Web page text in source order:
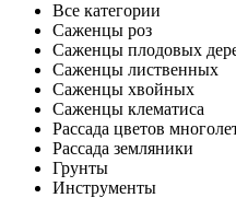
Все категории
Саженцы роз
Саженцы плодовых
Саженцы лиственных
Саженцы хвойных
Саженцы клематиса
Рассада цветов
Рассада земляники
Грунты
Инструменты